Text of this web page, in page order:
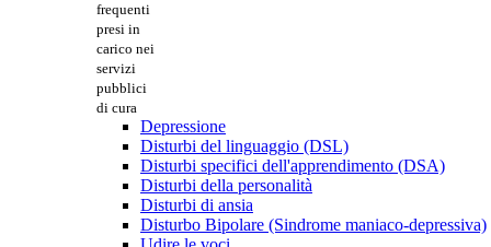
frequenti
presi in
carico nei
servizi
pubblici
di cura
Depressione
Disturbi del linguaggio (DSL)
Disturbi specifici dell'apprendimento (DSA)
Disturbi della personalità
Disturbi di ansia
Disturbo Bipolare (Sindrome maniaco-depressiva)